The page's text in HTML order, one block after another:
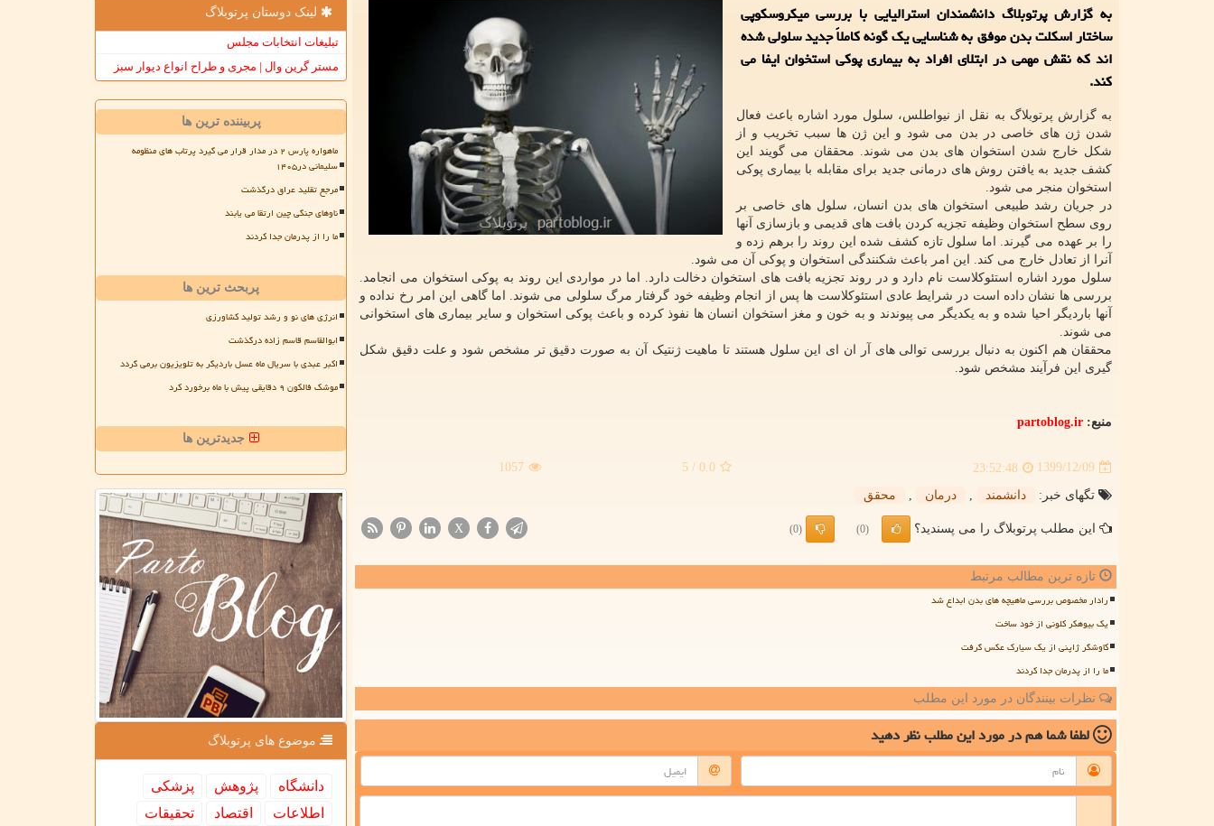
به گزارش پرتوبلاگ دانشمندان استرالیایی با بررسی میکروسکوپی
ساختار اسکلت بدن موفق به شناسایی یک گونه کاملاً جدید سلولی شده
اند که نقش مهمی در ابتلای افراد به بیماری پوکی استخوان ایفا می
کند.
به گزارش پرتوبلاگ به نقل از نیواطلس، سلول مورد اشاره باعث فعال
شدن ژن های خاصی در بدن می شود و این ژن ها سبب تخریب و از
شکل خارج شدن استخوان های بدن می شوند. محققان می گویند این
کشف جدید به یافتن روش های درمانی جدید برای مقابله با بیماری پوکی
استخوان منجر می شود.
در جریان رشد طبیعی استخوان های بدن انسان، سلول های خاصی بر
روی سطح استخوان وظیفه تجزیه کردن بافت های قدیمی و بازسازی آنها
را بر عهده می گیرند. اما سلول تازه کشف شده این روند را برهم زده و
آنرا از تعادل خارج می کند. این امر باعث شکنندگی استخوان و پوکی آن می شود.
سلول مورد اشاره استئوکلاست نام دارد و در روند تجزیه بافت های استخوان دخالت دارد. اما در مواردی این روند به پوکی استخوان می انجامد.
بررسی ها نشان داده است در شرایط عادی استئوکلاست ها پس از انجام وظیفه خود گرفتار مرگ سلولی می شوند. اما گاهی این امر رخ نداده و
آنها باردیگر احیا شده و به یکدیگر می پیوندند و به خون و مغز استخوان انسان ها نفوذ کرده و باعث پوکی استخوان و سایر بیماری های استخوانی
می شوند.
محققان هم اکنون به دنبال بررسی توالی های آر ان ای این سلول هستند تا ماهیت ژنتیک آن به صورت دقیق تر مشخص شود و علت دقیق شکل
گیری این فرآیند مشخص شود.
منبع: partoblog.ir
1399/12/09
23:52:48
0.0
/ 5
1057
تگهای خبر: دانشمند , درمان , محقق
این مطلب پرتوبلاگ را می پسندید؟ (0)
(0)
X
تازه ترین مطالب مرتبط
رادار مخصوص بررسی ماهیچه های بدن ابداع شد
یک بیوهکر کلونی از خود ساخت
کاوشگر ژاپنی از یک سیارک عکس گرفت
ما را از پدرمان جدا کردند
نظرات بینندگان در مورد این مطلب
لطفا شما همدر مورد این مطلبنظر دهید
لینک دوستان پرتوبلاگ
تبلیغات انتخابات مجلس
مستر گرین وال | مجری و طراح انواع دیوار سبز
پربیننده ترین ها
ماهواره پارس ۲ در مدار قرار می گیرد پرتاب های منظومه
سلیمانی در۱۴۰۵
مرجع تقلید عراق درگذشت
ناوهای جنگی چین ارتقا می یابند
ما را از پدرمان جدا کردند
پربحث ترین ها
انرژی های نو و رشد تولید کشاورزی
ابوالقاسم قاسم زاده درگذشت
اکبر عبدی با سریال ماه عسل باردیگر به تلویزیون برمی گردد
موشک فالکون ۹ دقایقی پیش با ماه برخورد کرد
جدیدترین ها
موضوع های پرتوبلاگ
دانشگاه پژوهش
پزشكی
اطلاعات
اقتصاد تحقیقات